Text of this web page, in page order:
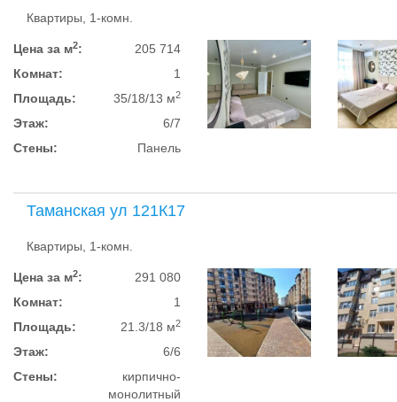
Квартиры, 1-комн.
Цена за м2:
205 714
Комнат:
1
Площадь:
35/18/13 м2
Этаж:
6/7
Стены:
Панель
Таманская ул 121К17
Квартиры, 1-комн.
Цена за м2:
291 080
Комнат:
1
Площадь:
21.3/18 м2
Этаж:
6/6
Стены:
кирпично-
монолитный